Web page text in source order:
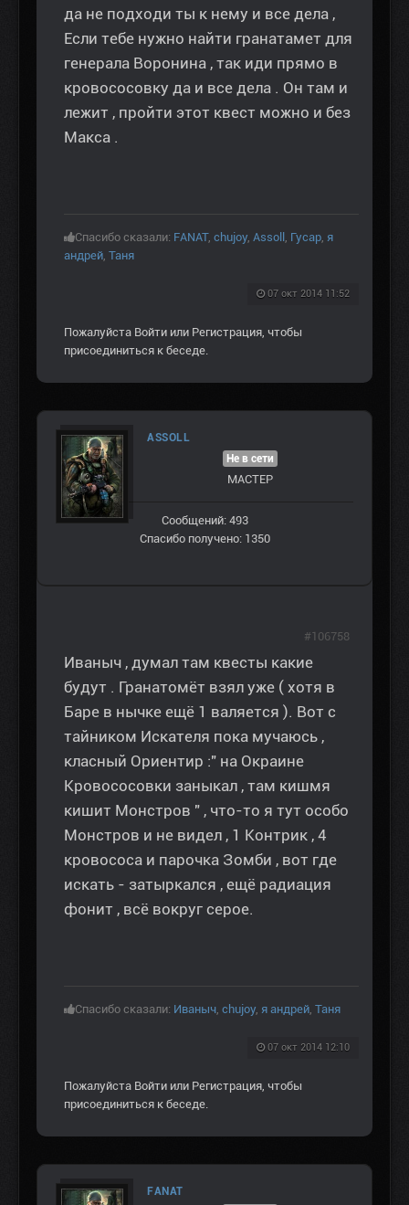
да не подходи ты к нему и все дела ,
Если тебе нужно найти гранатамет для
генерала Воронина , так иди прямо в
кровососовку да и все дела . Он там и
лежит , пройти этот квест можно и без
Макса .
Спасибо сказали: FANAT, chujoy, Assoll , Гусар, я
андрей, Таня
07 окт 2014 11:52
Пожалуйста Войти или Регистрация, чтобы
присоединиться к беседе.
ASSOLL
Не в сети
МАСТЕР
Сообщений: 493
Спасибо получено: 1350
Иваныч , думал там квесты какие
будут . Гранатомёт взял уже ( хотя в
Баре в нычке ещё 1 валяется ). Вот с
тайником Искателя пока мучаюсь ,
класный Ориентир :" на Окраине
Кровососовки заныкал , там кишмя
кишит Монстров " , что-то я тут особо
Монстров и не видел , 1 Контрик , 4
кровососа и парочка Зомби , вот где
искать - затыркался , ещё радиация
фонит , всё вокруг серое.
Спасибо сказали: Иваныч, chujoy, я андрей, Таня
07 окт 2014 12:10
#106758
Пожалуйста Войти или Регистрация, чтобы
присоединиться к беседе.
FANAT